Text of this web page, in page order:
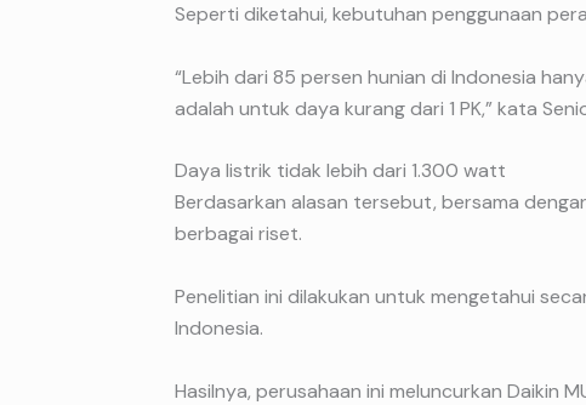
Seperti diketahui, kebutuhan penggunaan
“Lebih dari 85 persen hunian di Indonesia
adalah untuk daya kurang dari 1 PK,” kata
Daya listrik tidak lebih dari 1.300 watt
Berdasarkan alasan tersebut, bersama
berbagai riset.
Penelitian ini dilakukan untuk mengetahui
Indonesia.
Hasilnya, perusahaan ini meluncurkan Daikin